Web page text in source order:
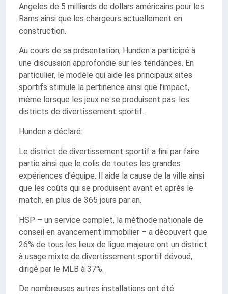
Angeles de 5 milliards de dollars américains pour les
Rams ainsi que les chargeurs actuellement en
construction.
Au cours de sa présentation, Hunden a participé à
une discussion approfondie sur les tendances. En
particulier, le modèle qui aide les principaux sites
sportifs stimule la pertinence ainsi que l’impact,
même lorsque les jeux ne se produisent pas: les
districts de divertissement sportif.
Hunden a déclaré:
Le district de divertissement sportif a fini par faire
partie ainsi que le colis de toutes les grandes
expériences d’équipe. Il aide la cause de la ville ainsi
que les coûts qui se produisent avant et après le
match, en plus de 365 jours par an.
HSP – un service complet, la méthode nationale de
conseil en avancement immobilier – a découvert que
26% de tous les lieux de ligue majeure ont un district
à usage mixte de divertissement sportif dévoué,
dirigé par le MLB à 37%.
De nombreuses autres installations ont été